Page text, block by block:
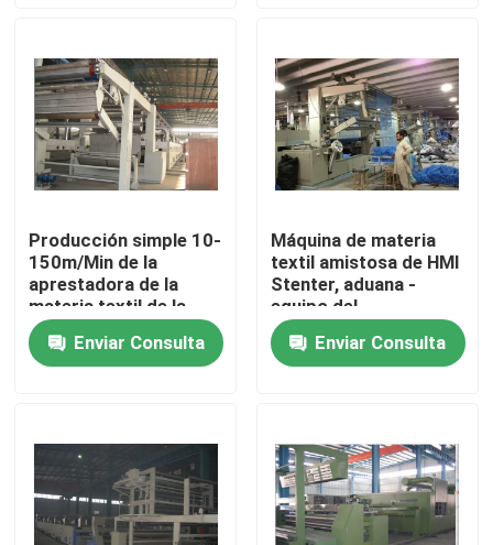
Viaje de la fábrica
Control de calidad
Éntrenos en contacto con
noticias
aprestadora del stenter
stenter del ajuste del calor
Producción simple 10-
150m/Min de la
aprestadora de la
materia textil de la
operación alta
Enviar Consulta
Máquina de materia
textil amistosa de HMI
Stenter, aduana -
equipo del
acabamiento de la
materia textil de la
estructura
Enviar Consulta